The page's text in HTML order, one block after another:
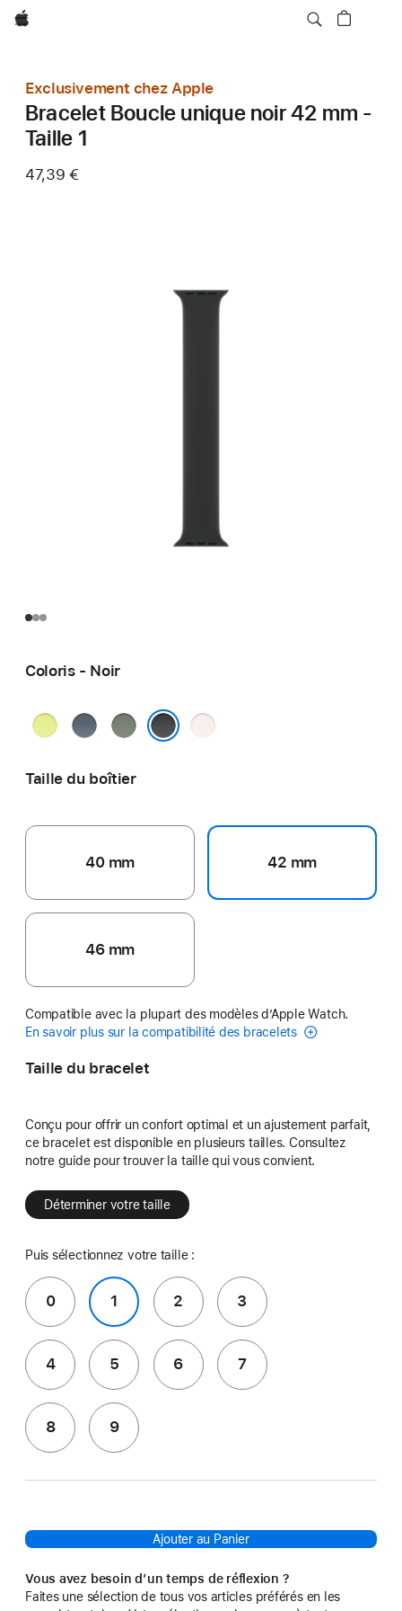
Apple
Exclusivement chez Apple
Bracelet Boucle unique noir 42 mm -
Taille 1
47,39 €
Coloris - Noir
JauneBleu
Gris
Rose
Taille du boîtier
40 mm 42 mm
46 mm
Compatible avec la plupart des modèles d’Apple Watch.
En savoir plus sur la compatibilité des bracelets
Taille du bracelet
Conçu pour offrir un confort optimal et un ajustement parfait,
ce bracelet est disponible en plusieurs tailles. Consultez
notre guide pour trouver la taille qui vous convient.
Déterminer votre taille
Puis sélectionnez votre taille :
0 1 2 3
4 5 6 7
8 9
Ajouter au Panier
Vous avez besoin d’un temps de réflexion ?
Faites une sélection de tous vos articles préférés en les